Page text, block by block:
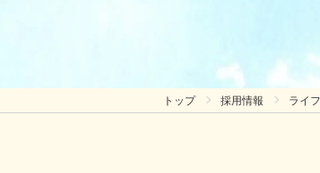
トップ 採用情報 ライ